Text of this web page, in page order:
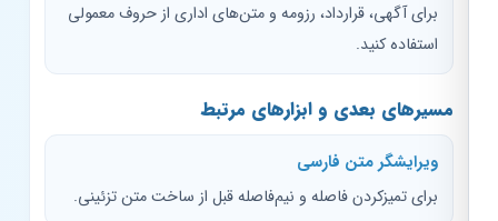
برای آگهی، قرارداد، رزومه و متن‌های اداری از حروف معمولی
استفاده کنید.
مسیرهای بعدی و ابزارهای مرتبط
ویرایشگر متن فارسی
برای تمیزکردن فاصله و نیم‌فاصله قبل از ساخت متن تزئینی.